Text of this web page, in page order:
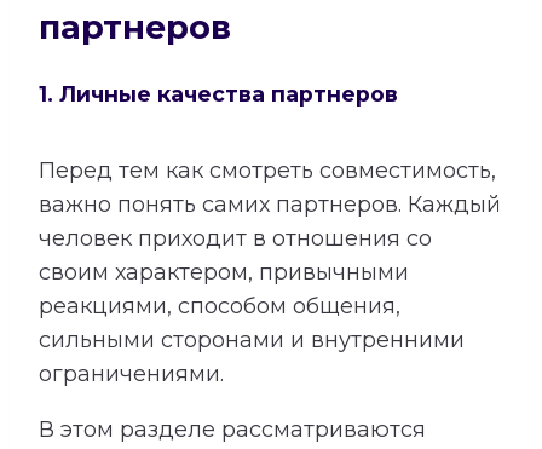
партнеров
1. Личные качества партнеров
Перед тем как смотреть совместимость,
важно понять самих партнеров. Каждый
человек приходит в отношения со
своим характером, привычными
реакциями, способом общения,
сильными сторонами и внутренними
ограничениями.
В этом разделе рассматриваются